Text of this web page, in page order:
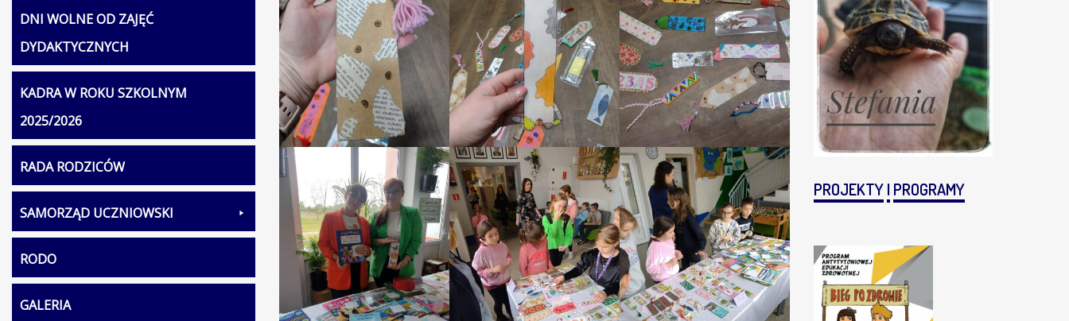
DNI WOLNE OD ZAJĘĆ
DYDAKTYCZNYCH
KADRA W ROKU SZKOLNYM
2025/2026
RADA RODZICÓW
SAMORZĄD UCZNIOWSKI
RODO
GALERIA
PROJEKTYIPROGRAMY